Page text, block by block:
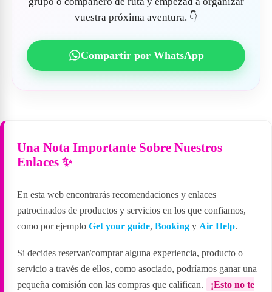
vuestra próxima aventura. 👇
Compartir por WhatsApp
Una Nota Importante Sobre Nuestros
Enlaces ✨
En esta web encontrarás recomendaciones y enlaces
patrocinados de productos y servicios en los que confiamos,
como por ejemploGet your guide,Booking y Air Help.
Si decides reservar/comprar alguna experiencia, producto o
servicio a través de ellos, como asociado, podríamos ganar una
pequeña comisión con las compras que califican.
¡Esto no te